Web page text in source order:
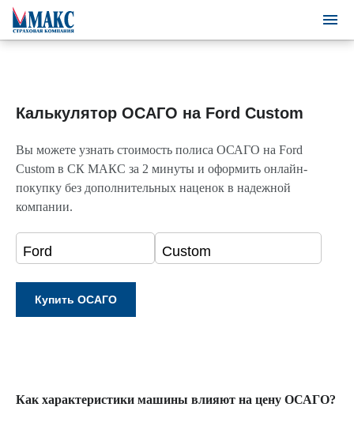
Калькулятор ОСАГО на Ford Custom
Вы можете узнать стоимость полиса ОСАГО на Ford
Custom в СК МАКС за 2 минуты и оформить онлайн-
покупку без дополнительных наценок в надежной
компании.
Как характеристики машины влияют на цену ОСАГО?